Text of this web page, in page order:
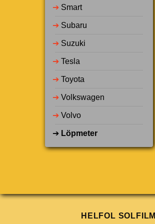
➔ Smart
➔ Subaru
➔ Suzuki
➔ Tesla
➔ Toyota
➔ Volkswagen
➔ Volvo
➔ Löpmeter
HELFOL SOLFILM